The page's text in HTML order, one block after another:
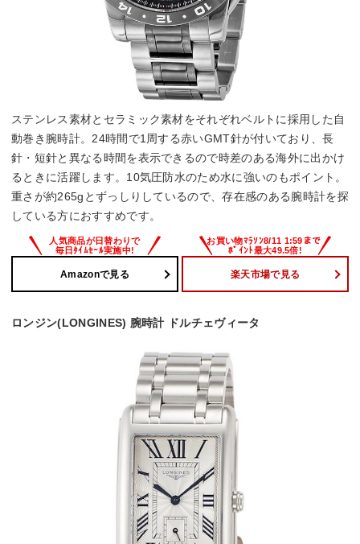
ステンレス素材とセラミック素材をそれぞれベルトに採用した自
動巻き腕時計。24時間で1周する赤いGMT針が付いており、長
針・短針と異なる時間を表示できるので時差のある海外に出かけ
るときに活躍します。10気圧防水のため水に強いのもポイント。
重さが約265gとずっしりしているので、存在感のある腕時計を探
している方におすすめです。
Amazonで見る 楽天市場で見る
ロンジン(LONGINES) 腕時計 ドルチェヴィータ